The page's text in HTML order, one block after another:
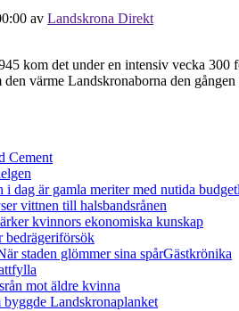
av Landskrona Direkt
kom det under en intensiv vecka 300
den värme Landskronaborna den
Cement
i dag är gamla meriter med nutida
vittnen till halsbandsrånen
kvinnors ekonomiska kunskap
bedrägeriförsök
staden glömmer sina spårGästkrönika
mot äldre kvinna
byggde Landskronaplanket